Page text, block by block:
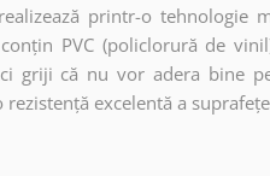
printr-o tehnologie
PVC (policlorură de
griji că nu vor adera bine
excelentă a